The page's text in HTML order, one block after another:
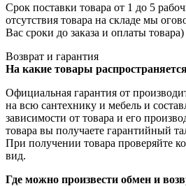
Срок поставки товара от 1 до 5
отсутствия товара на складе мы
Вас сроки до заказа и оплаты товара)
Возврат и гарантия
На какие товары
Официальная гарантия от
на всю сантехнику и мебель и
зависимости от товара и его
товара вы получаете гарантийный
При получении товара проверяйте
вид.
Где можно произвести обмен и